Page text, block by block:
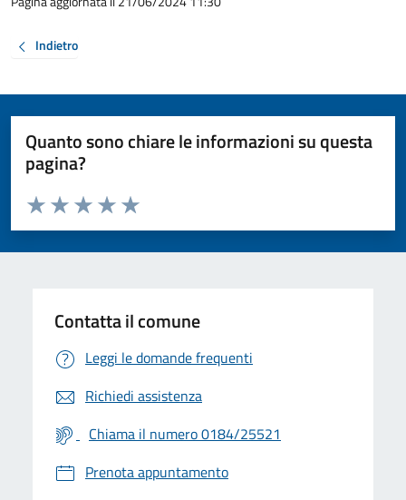
Indietro
Quanto sono chiare le informazioni su questa
pagina?
Valuta da 1 a 5 stelle la pagina
Valuta 5 stelle su 5
Valuta 4 stelle su 5
Valuta 3 stelle su 5
Valuta 2 stelle su 5
Valuta 1 stelle su 5
Contatta il comune
Leggi le domande frequenti
Richiedi assistenza
Chiama il numero 0184/25521
Prenota appuntamento